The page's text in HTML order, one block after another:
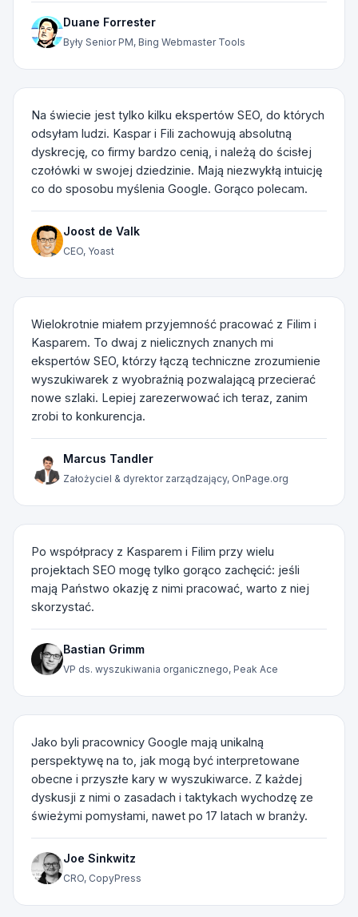
Duane Forrester
Były Senior PM, Bing Webmaster Tools
Na świecie jest tylko kilku ekspertów SEO, do których
odsyłam ludzi. Kaspar i Fili zachowują absolutną
dyskrecję, co firmy bardzo cenią, i należą do ścisłej
czołówki w swojej dziedzinie. Mają niezwykłą intuicję
co do sposobu myślenia Google. Gorąco polecam.
Joost de Valk
CEO, Yoast
Wielokrotnie miałem przyjemność pracować z Filim i
Kasparem. To dwaj z nielicznych znanych mi
ekspertów SEO, którzy łączą techniczne zrozumienie
wyszukiwarek z wyobraźnią pozwalającą przecierać
nowe szlaki. Lepiej zarezerwować ich teraz, zanim
zrobi to konkurencja.
Marcus Tandler
Założyciel & dyrektor zarządzający, OnPage.org
Po współpracy z Kasparem i Filim przy wielu
projektach SEO mogę tylko gorąco zachęcić: jeśli
mają Państwo okazję z nimi pracować, warto z niej
skorzystać.
Bastian Grimm
VP ds. wyszukiwania organicznego, Peak Ace
Jako byli pracownicy Google mają unikalną
perspektywę na to, jak mogą być interpretowane
obecne i przyszłe kary w wyszukiwarce. Z każdej
dyskusji z nimi o zasadach i taktykach wychodzę ze
świeżymi pomysłami, nawet po 17 latach w branży.
Joe Sinkwitz
CRO, CopyPress